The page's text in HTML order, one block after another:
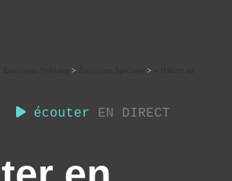
écouter EN DIRECT
> >